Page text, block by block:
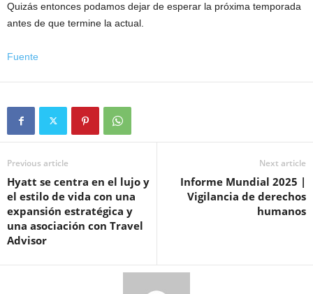
Quizás entonces podamos dejar de esperar la próxima temporada
antes de que termine la actual.
Fuente
Previous article
Hyatt se centra en el lujo y
el estilo de vida con una
expansión estratégica y
una asociación con Travel
Advisor
Next article
Informe Mundial 2025 |
Vigilancia de derechos
humanos